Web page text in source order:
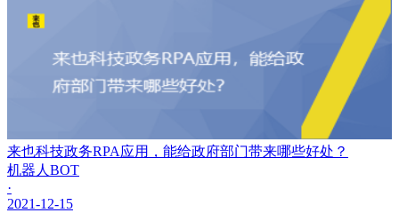
来也科技政务RPA应用，能给政府部门带来哪些好处？
机器人BOT
·
2021-12-15